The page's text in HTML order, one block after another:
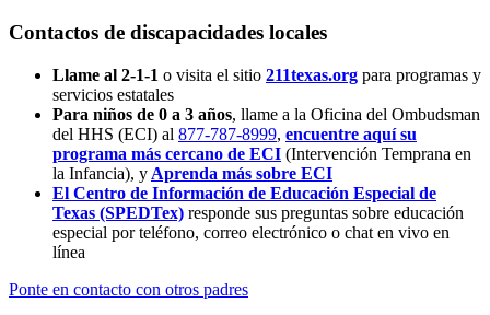
Contactos de discapacidades locales
Llame al 2-1-1 o visita el sitio 211texas.org para programas y
servicios estatales
Para niños de 0 a 3 años, llame a la Oficina del Ombudsman
del HHS (ECI) al 877-787-8999, encuentre aquí su
programa más cercano de ECI (Intervención Temprana en
la Infancia), y Aprenda más sobre ECI
El Centro de Información de Educación Especial de
Texas (SPEDTex) responde sus preguntas sobre educación
especial por teléfono, correo electrónico o chat en vivo en
línea
Ponte en contacto con otros padres